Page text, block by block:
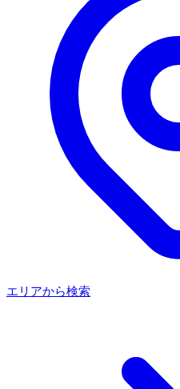
エリアから検索